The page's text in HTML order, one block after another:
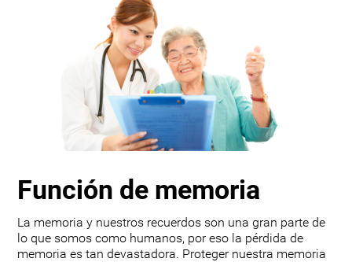
Función de memoria
La memoria y nuestros recuerdos son una gran parte de
lo que somos como humanos, por eso la pérdida de
memoria es tan devastadora. Proteger nuestra memoria